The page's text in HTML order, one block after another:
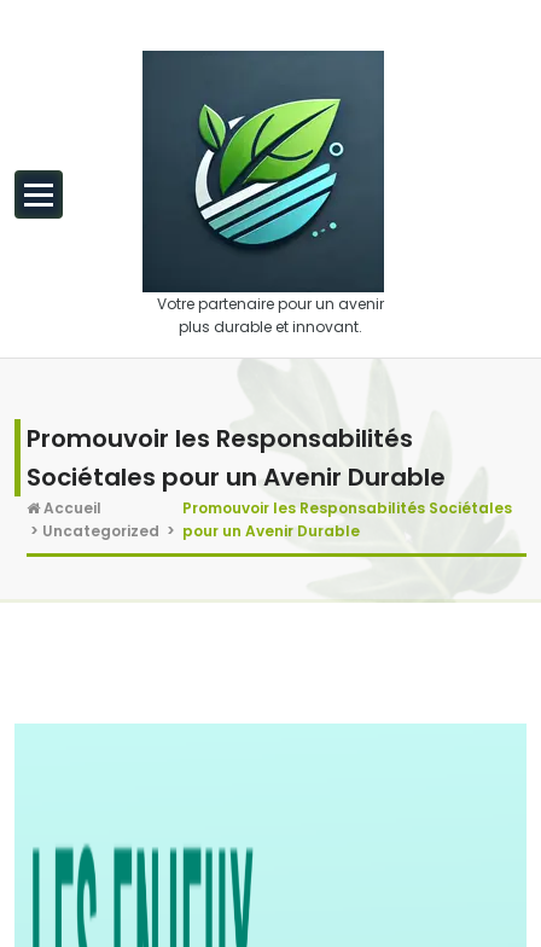
Votre partenaire pour un avenir
plus durable et innovant.
Promouvoir les Responsabilités
Sociétales pour un Avenir Durable
Accueil
> Uncategorized >
Promouvoir les Responsabilités Sociétales
pour un Avenir Durable